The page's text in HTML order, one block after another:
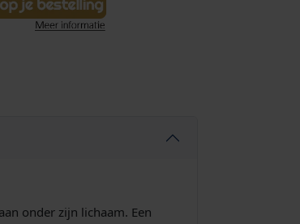
onder zijn lichaam. Een